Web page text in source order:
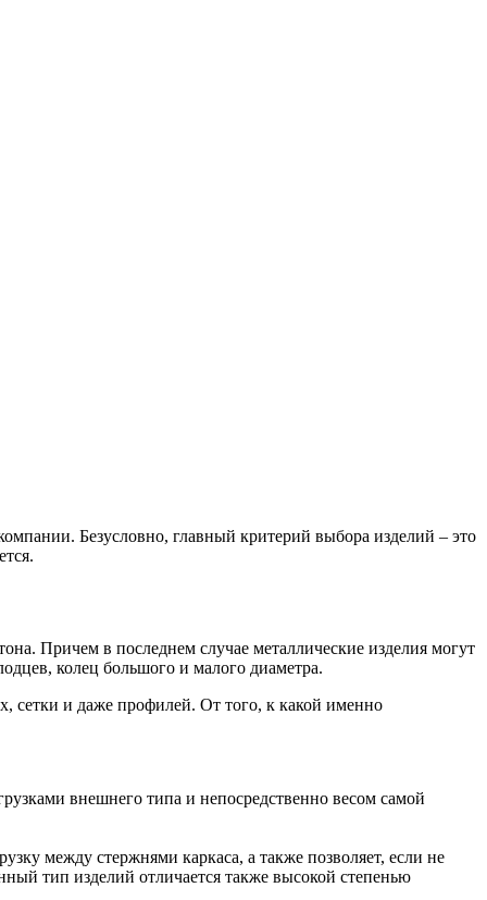
Труба медная
Отводы стальные
Переходы стальные
Трубы полипропиленовые PP-R
Фланцы стальные
Крепеж шуруп-шпилька
Опоры стальные
Задвижки чугунные
Группы коллекторные
Безусловно, главный критерий выбора изделий – это
Причем в последнем случае металлические изделия могут
колец большого и малого диаметра.
сетки и даже профилей. От того, к какой именно
внешнего типа и непосредственно весом самой
между стержнями каркаса, а также позволяет, если не
тип изделий отличается также высокой степенью